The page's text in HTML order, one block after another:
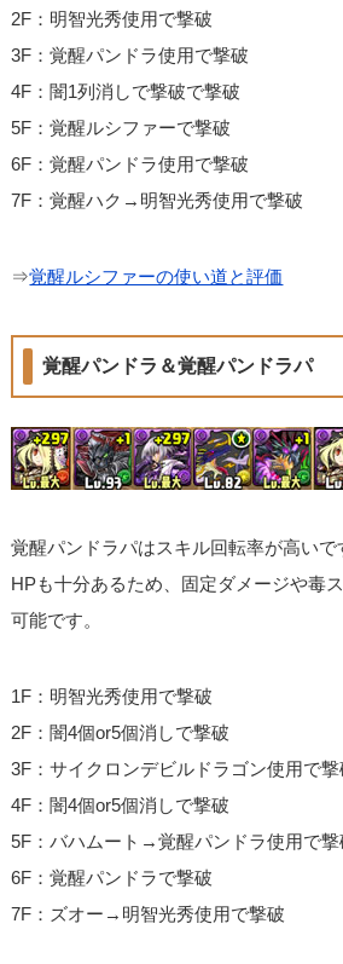
2F：明智光秀使用で撃破
3F：覚醒パンドラ使用で撃破
4F：闇1列消しで撃破で撃破
5F：覚醒ルシファーで撃破
6F：覚醒パンドラ使用で撃破
7F：覚醒ハク→明智光秀使用で撃破
⇒覚醒ルシファーの使い道と評価
覚醒パンドラ＆覚醒パンドラパ
覚醒パンドラパはスキル回転率が高いで
HPも十分あるため、固定ダメージや毒
可能です。
1F：明智光秀使用で撃破
2F：闇4個or5個消しで撃破
3F：サイクロンデビルドラゴン使用で撃
4F：闇4個or5個消しで撃破
5F：バハムート→覚醒パンドラ使用で撃
6F：覚醒パンドラで撃破
7F：ズオー→明智光秀使用で撃破